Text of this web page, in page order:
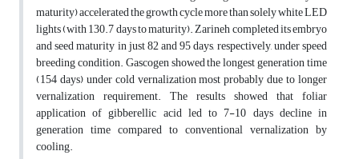
maturity) accelerated the growth cycle more than solely white LED
lights (with 130.7 days to maturity). Zarineh completed its embryo
and seed maturity in just 82 and 95 days, respectively, under speed
breeding condition. Gascogenshowed the longest generation time
(154 days) under cold vernalization most probably due to longer
vernalization requirement. The results showed that foliar
application of gibberellic acid led to 7-10 days decline in
generation time compared to conventional vernalization by
cooling.